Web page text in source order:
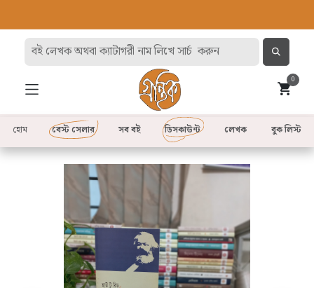
0
হোম বেস্ট সেলার সব বই লেখক
ডিসকাউন্ট বুক লিস্ট